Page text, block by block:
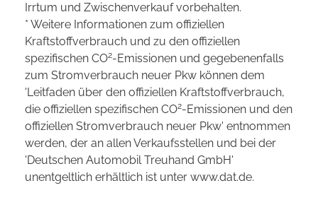
Irrtum und Zwischenverkauf vorbehalten.
* Weitere Informationen zum offiziellen
Kraftstoffverbrauch und zu den offiziellen
spezifischen CO2-Emissionen und gegebenenfalls
zum Stromverbrauch neuer Pkw können dem
'Leitfaden über den offiziellen Kraftstoffverbrauch,
die offiziellen spezifischen CO2-Emissionen und den
offiziellen Stromverbrauch neuer Pkw' entnommen
werden, der an allen Verkaufsstellen und bei der
'Deutschen Automobil Treuhand GmbH'
unentgeltlich erhältlich ist unter www.dat.de.